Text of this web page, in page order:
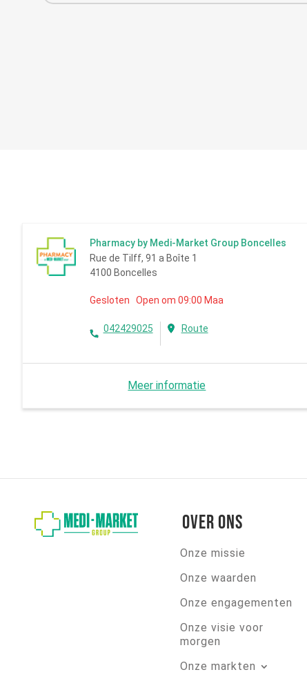
Pharmacy by Medi-Market Group Boncelles
Rue de Tilff, 91 a Boîte 1
4100 Boncelles
Gesloten Open om 09:00 Maa
042429025 Route
Meer informatie
Over ons
Onze missie
Onze waarden
Onze engagementen
Onze visie voor
morgen
Onze markten